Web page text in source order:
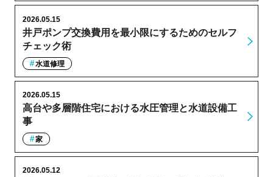
井戸ポンプ交換費用を最小限にするためのセルフ
チェック術
2026.05.15
水道修理
高台や多層階住宅における水圧管理と水道設備工
事
2026.05.15
家
2026.05.12